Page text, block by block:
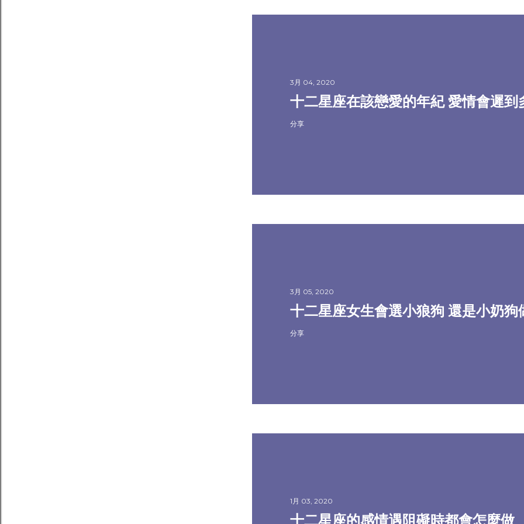
3月 04, 2020
十二星座在該戀愛的年紀 愛情會遲到
分享
3月 05, 2020
十二星座女生會選小狼狗 還是小奶狗
分享
1月 03, 2020
十二星座的感情遇阻礙時都會怎麼做